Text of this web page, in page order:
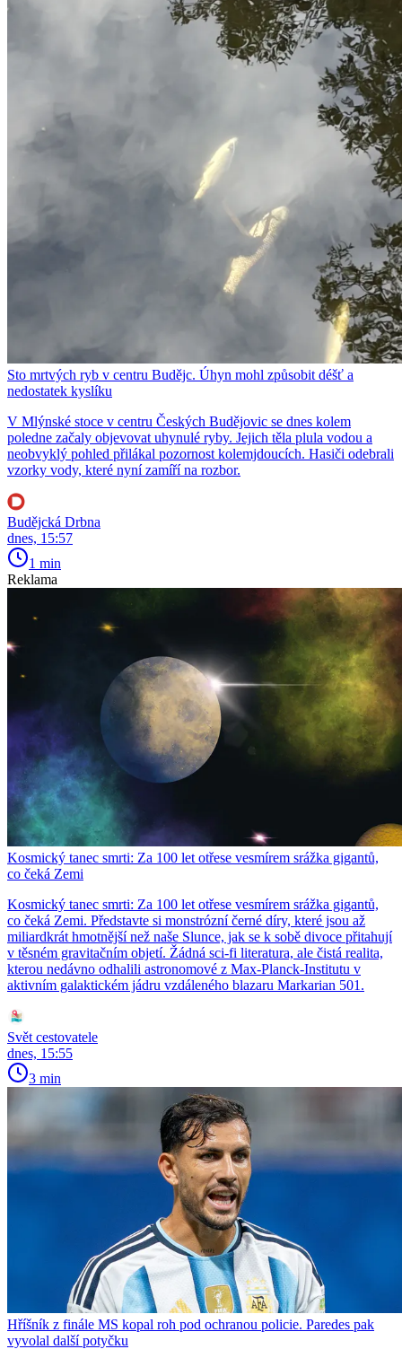
Sto mrtvých ryb v centru Budějc. Úhyn mohl způsobit déšť a
nedostatek kyslíku
V Mlýnské stoce v centru Českých Budějovic se dnes kolem
poledne začaly objevovat uhynulé ryby. Jejich těla plula vodou a
neobvyklý pohled přilákal pozornost kolemjdoucích. Hasiči odebrali
vzorky vody, které nyní zamíří na rozbor.
Budějcká Drbna
dnes, 15:57
1 min
Reklama
Kosmický tanec smrti: Za 100 let otřese vesmírem srážka gigantů,
co čeká Zemi
Kosmický tanec smrti: Za 100 let otřese vesmírem srážka gigantů,
co čeká Zemi. Představte si monstrózní černé díry, které jsou až
miliardkrát hmotnější než naše Slunce, jak se k sobě divoce přitahují
v těsném gravitačním objetí. Žádná sci-fi literatura, ale čistá realita,
kterou nedávno odhalili astronomové z Max-Planck-Institutu v
aktivním galaktickém jádru vzdáleného blazaru Markarian 501.
Svět cestovatele
dnes, 15:55
3 min
Hříšník z finále MS kopal roh pod ochranou policie. Paredes pak
vyvolal další potyčku